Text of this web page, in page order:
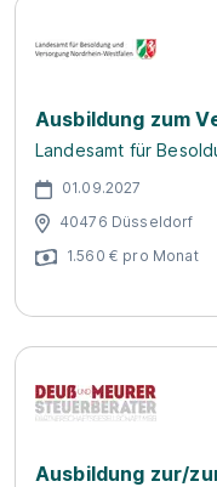
Ausbildung zum
Landesamt für
01.09.2027
40476 Düsseldorf
1.560 € pro Monat
Ausbildung zur/